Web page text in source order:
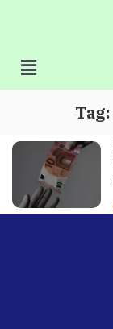
Tag: